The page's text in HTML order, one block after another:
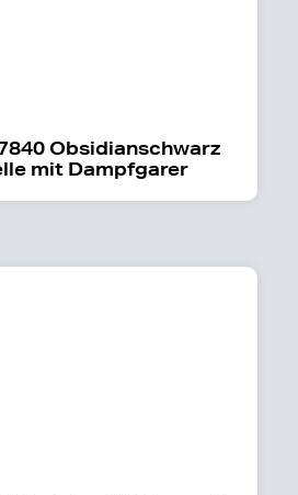
Obsidianschwarz
mit Dampfgarer